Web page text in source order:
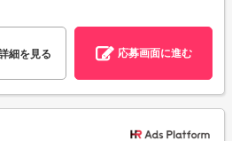
細を見る 応募画面に進む